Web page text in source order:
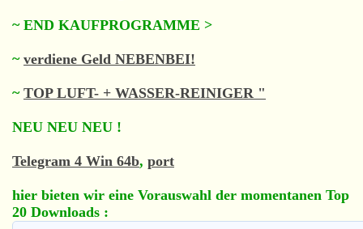
~ END KAUFPROGRAMME >
~ verdiene Geld NEBENBEI!
~ TOP LUFT- + WASSER-REINIGER "
NEU NEU NEU !
Telegram 4 Win 64b, port
hier bieten wir eine Vorauswahl der momentanen Top
20 Downloads :